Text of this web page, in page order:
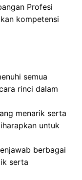
Profesi
kompetensi
semua
rinci dalam
menarik serta
untuk
berbagai
serta